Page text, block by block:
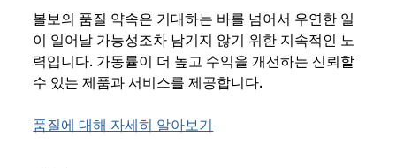
볼보의 품질 약속은 기대하는 바를 넘어서 우연한 일
이 일어날 가능성조차 남기지 않기 위한 지속적인 노
력입니다. 가동률이 더 높고 수익을 개선하는 신뢰할
수 있는 제품과 서비스를 제공합니다.
품질에 대해 자세히 알아보기